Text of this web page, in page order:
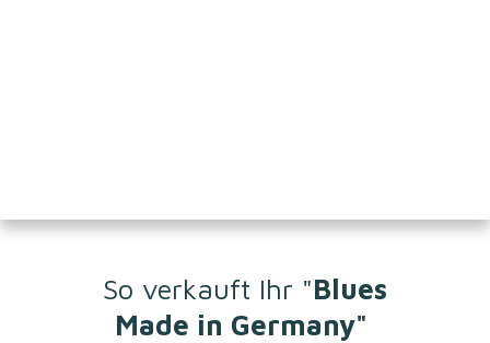
So verkauft Ihr "Blues
Made in Germany"